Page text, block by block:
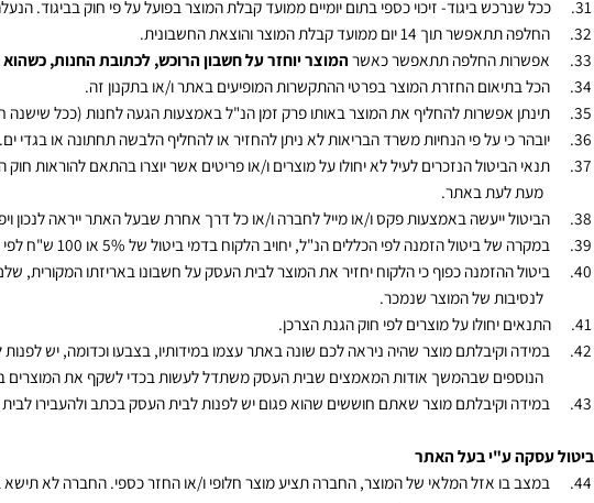
הרכישה
רשאי לבטל עסקה שביצע באתר ע"פ חוק הגנת הצרכן, התשמ"א
שנרכש ביגוד- זיכוי כספי בתום יומיים ממועד קבלת המוצר בפועל על פי חוק בביגוד. הנעלה ותכשיט
תוך 14 יום ממועד קבלת המוצר והוצאת החשבונית.
החלפה תתאפשר כאשרהמוצר יוחזר על חשבון הרוכש, לכתובת החנות, כשהוא
בתיאום החזרת המוצר בפרטי ההתקשרות המופיעים באתר ו/או בתקנון זה.
אפשרות להחליף את המוצר באותו פרק זמן הנ"ל באמצעות הגעה לחנות (ככל שישנה חנות
כי על פי הנחיות משרד הבריאות לא ניתן להחזיר או להחליף הלבשה תחתונה או בגדי ים.
הביטול הנזכרים לעיל לא יחולו על מוצרים ו/או פריטים אשר יוצרו בהתאם להוראות חוק הגנת
לעת באתר.
ייעשה באמצעות פקס ו/או מייל לחברה ו/או כל דרך אחרת שבעל האתר ייראה לנכון ויפרסם
של ביטול הזמנה לפי הכללים הנ"ל, יחויב הלקוח בדמי ביטול של
ההזמנה כפוף כי הלקוח יחזיר את המוצר לבית העסק על חשבונו באריזתו המקורית, שלם
של המוצר שנמכר.
יחולו על מוצרים לפי חוק הגנת הצרכן.
שבהמשך אודות המאמצים שבית העסק משתדל לעשות בכדי לשקף את המוצרים באתר
וקיבלתם מוצר שאתם חוששים שהוא פגום יש לפנות לבית העסק בכתב ולהעבירו לבית